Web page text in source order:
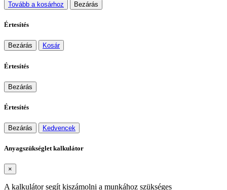
Tovább a kosárhoz Bezárás
Értesítés
Bezárás Kosár
Értesítés
Bezárás
Értesítés
Bezárás Kedvencek
Anyagszükséglet kalkulátor
×
A kalkulátor segít kiszámolni a munkához szükséges